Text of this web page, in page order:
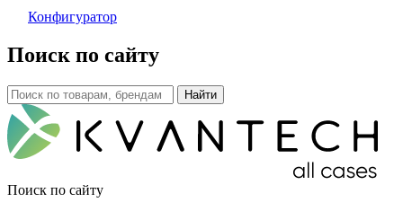
Конфигуратор
Поиск по сайту
Поиск по сайту